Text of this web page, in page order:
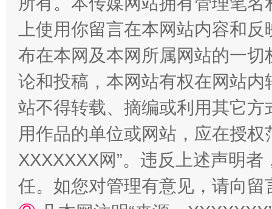
国家大学科技园优化重塑工作
扯下公款旅游的“隐身衣” 如何以
上使用你留言在本网站内容和
布在本网及本网所属网站的一
论和投稿，本网站有权在网站
站不得转载、摘编或利用其它
用作品的单位或网站，应在授
XXXXXXX网”。违反上述声明
任。如您对管理有意见，请向